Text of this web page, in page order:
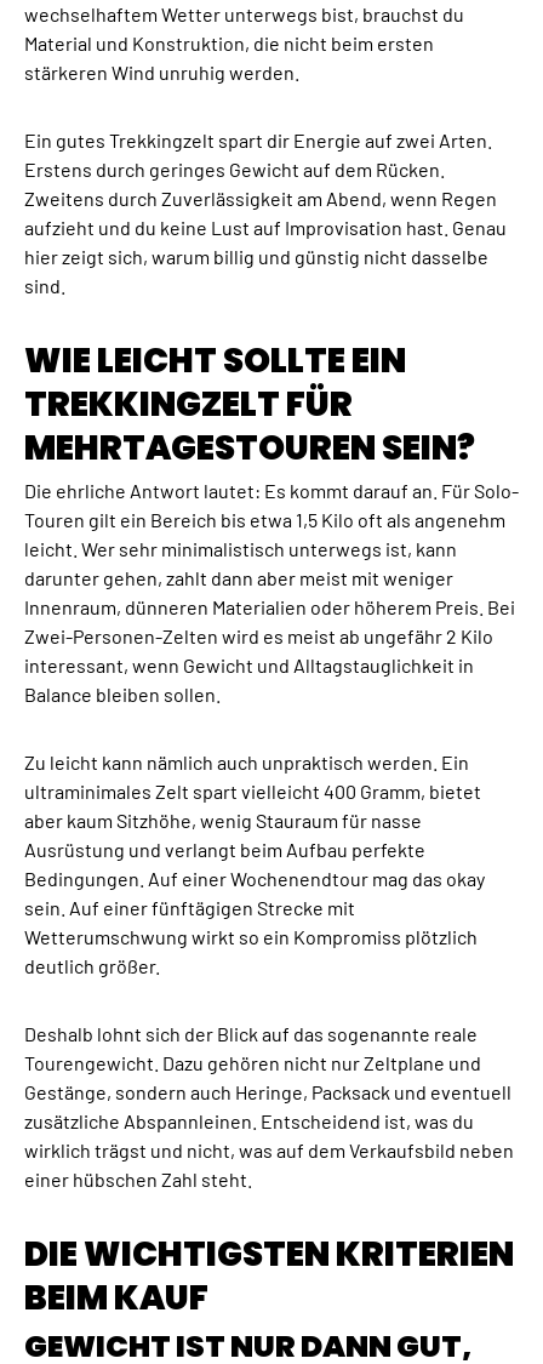
wechselhaftem Wetter unterwegs bist, brauchst du
Material und Konstruktion, die nicht beim ersten
stärkeren Wind unruhig werden.
Ein gutes Trekkingzelt spart dir Energie auf zwei Arten.
Erstens durch geringes Gewicht auf dem Rücken.
Zweitens durch Zuverlässigkeit am Abend, wenn Regen
aufzieht und du keine Lust auf Improvisation hast. Genau
hier zeigt sich, warum billig und günstig nicht dasselbe
sind.
WIE LEICHT SOLLTE EIN
TREKKINGZELT FÜR
MEHRTAGESTOUREN SEIN?
Die ehrliche Antwort lautet: Es kommt darauf an. Für Solo-
Touren gilt ein Bereich bis etwa 1,5 Kilo oft als angenehm
leicht. Wer sehr minimalistisch unterwegs ist, kann
darunter gehen, zahlt dann aber meist mit weniger
Innenraum, dünneren Materialien oder höherem Preis. Bei
Zwei-Personen-Zelten wird es meist ab ungefähr 2 Kilo
interessant, wenn Gewicht und Alltagstauglichkeit in
Balance bleiben sollen.
Zu leicht kann nämlich auch unpraktisch werden. Ein
ultraminimales Zelt spart vielleicht 400 Gramm, bietet
aber kaum Sitzhöhe, wenig Stauraum für nasse
Ausrüstung und verlangt beim Aufbau perfekte
Bedingungen. Auf einer Wochenendtour mag das okay
sein. Auf einer fünftägigen Strecke mit
Wetterumschwung wirkt so ein Kompromiss plötzlich
deutlich größer.
Deshalb lohnt sich der Blick auf das sogenannte reale
Tourengewicht. Dazu gehören nicht nur Zeltplane und
Gestänge, sondern auch Heringe, Packsack und eventuell
zusätzliche Abspannleinen. Entscheidend ist, was du
wirklich trägst und nicht, was auf dem Verkaufsbild neben
einer hübschen Zahl steht.
DIE WICHTIGSTEN KRITERIEN
BEIM KAUF
GEWICHT IST NUR DANN GUT,